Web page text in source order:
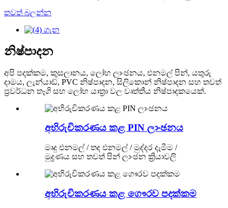
තවත් බලන්න
නිෂ්පාදන
අපි පදක්කම, කුසලානය, ලෝහ ලාංඡනය, එනමල් පින්, යතුරු
දාමය, ලැන්යාඩ්, PVC නිෂ්පාදන, සිලිකොන් නිෂ්පාදන සහ තවත්
ප්‍රවර්ධන තෑගි සහ ලෝහ යාත්‍රා වල වෘත්තීය නිෂ්පාදකයෙක්.
අභිරුචිකරණය කළ PIN ලාංඡනය
මෘදු එනමල් / තද එනමල් / මුද්දර දැමීම /
මුද්‍රණය සහ තවත් පින් ලාංඡන ක්‍රියාවලි
අභිරුචිකරණය කළ ගෞරව පදක්කම